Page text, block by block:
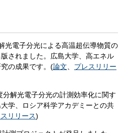
電子分光による高温超伝導物質の
されました。広島大学、高エネル
の成果です。(論文
プレスリリー
解光電子分光の計測効率化に関す
学、ロシア科学アカデミーとの共
リリース)